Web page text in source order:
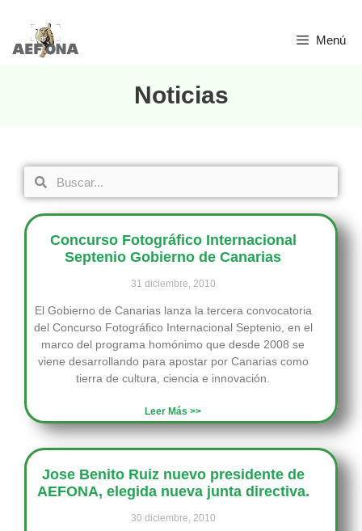
Menú
Noticias
Concurso Fotográfico Internacional
Septenio Gobierno de Canarias
31 diciembre, 2010
El Gobierno de Canarias lanza la tercera convocatoria
del Concurso Fotográfico Internacional Septenio, en el
marco del programa homónimo que desde 2008 se
viene desarrollando para apostar por Canarias como
tierra de cultura, ciencia e innovación.
Leer Más >>
Jose Benito Ruiz nuevo presidente de
AEFONA, elegida nueva junta directiva.
30 diciembre, 2010